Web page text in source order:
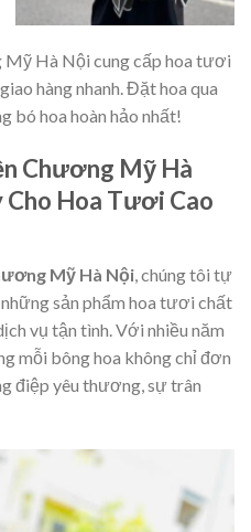
Hà Nội cung cấp hoa tươi
hàng nhanh. Đặt hoa qua
bó hoa hoàn hảo nhất!
Chương Mỹ Hà
Cho Hoa Tươi Cao
Mỹ Hà Nội, chúng tôi tự
sản phẩm hoa tươi chất
vụ tận tình. Với nhiều năm
mỗi bông hoa không chỉ đơn
điệp yêu thương, sự trân